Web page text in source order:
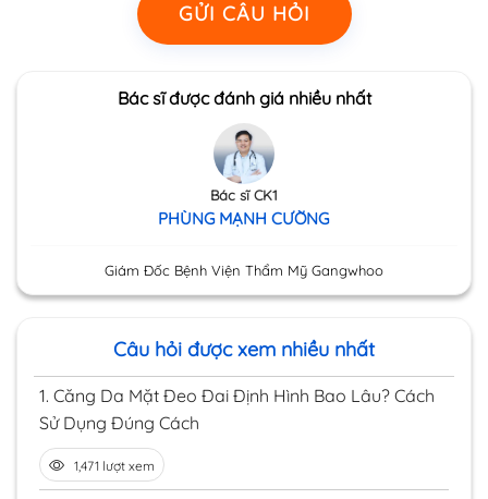
GỬI CÂU HỎI
Bác sĩ được đánh giá nhiều nhất
Bác sĩ CK1
PHÙNG MẠNH CƯỜNG
Giám Đốc Bệnh Viện Thẩm Mỹ Gangwhoo
Câu hỏi được xem nhiều nhất
1. Căng Da Mặt Đeo Đai Định Hình Bao Lâu? Cách
Sử Dụng Đúng Cách
1,471 lượt xem